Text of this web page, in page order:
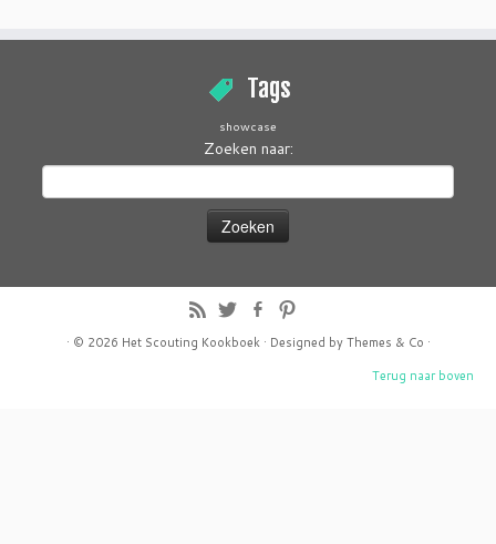
Tags
showcase
Zoeken naar:
· © 2026 Het Scouting Kookboek· Designed byThemes & Co ·
Terug naar boven